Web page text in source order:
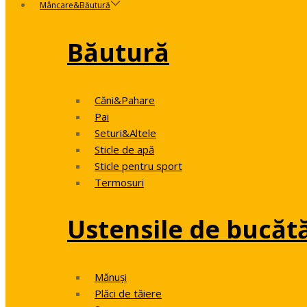
Mâncare&Băutură
Băutură
Căni&Pahare
Pai
Seturi&Altele
Sticle de apă
Sticle pentru sport
Termosuri
Ustensile de
Mănuși
Plăci de tăiere